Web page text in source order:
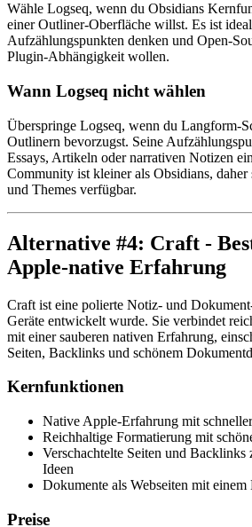
Wähle Logseq, wenn du Obsidians
einer Outliner-Oberfläche willst. Es ist
Aufzählungspunkten denken und Open-
Plugin-Abhängigkeit wollen.
Wann Logseq nicht wählen
Überspringe Logseq, wenn du Langform-
Outlinern bevorzugst. Seine
Essays, Artikeln oder narrativen Notizen
Community ist kleiner als Obsidians,
und Themes verfügbar.
Alternative #4: Craft -
Apple-native Erfahrung
Craft ist eine polierte Notiz- und
Geräte entwickelt wurde. Sie verbindet
mit einer sauberen nativen Erfahrung,
Seiten, Backlinks und schönem
Kernfunktionen
Native Apple-Erfahrung mit
Reichhaltige Formatierung mit
Verschachtelte Seiten und
Ideen
Dokumente als Webseiten mit
Preise